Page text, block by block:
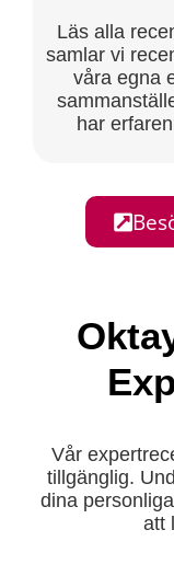
Läs alla
samlar vi
våra egna
har
Vår
tillgänglig.
dina
att